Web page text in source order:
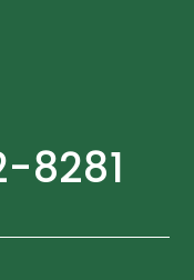
8281